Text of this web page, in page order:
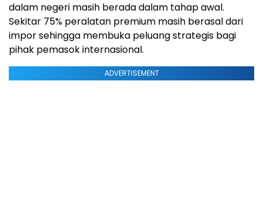
dalam negeri masih berada dalam tahap awal.
Sekitar 75% peralatan premium masih berasal dari
impor sehingga membuka peluang strategis bagi
pihak pemasok internasional.
ADVERTISEMENT